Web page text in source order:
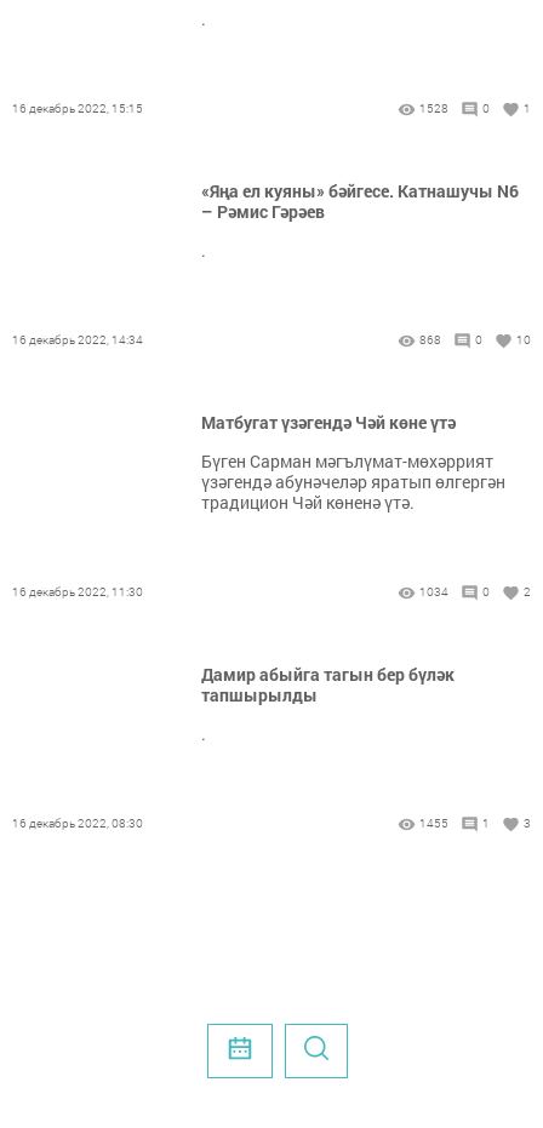
.
16 декабрь 2022, 15:15 1528 0 1
«Яңа ел куяны» бәйгесе. Катнашучы N6
– Рәмис Гәрәев
.
16 декабрь 2022, 14:34 868 0 10
Матбугат үзәгендә Чәй көне үтә
Бүген Сарман мәгълүмат-мөхәррият
үзәгендә абунәчеләр яратып өлгергән
традицион Чәй көненә үтә.
16 декабрь 2022, 11:30 1034 0 2
Дамир абыйга тагын бер бүләк
тапшырылды
.
16 декабрь 2022, 08:30 1455 1 3